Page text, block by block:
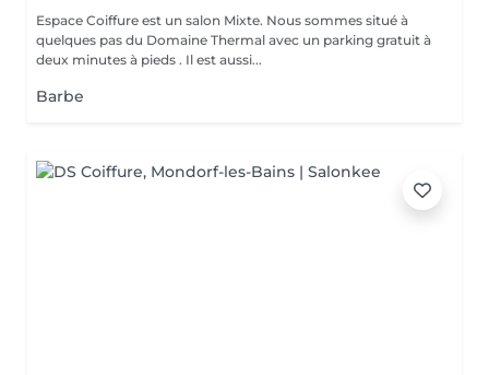
Espace Coiffure est un salon Mixte. Nous sommes situé à
quelques pas du Domaine Thermal avec un parking gratuit à
deux minutes à pieds . Il est aussi...
Barbe